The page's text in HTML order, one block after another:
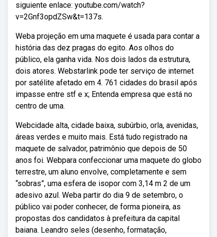
siguiente enlace: youtube.com/watch?
v=2Gnf3opdZSw&t=137s.
Weba projeção em uma maquete é usada para contar a
história das dez pragas do egito. Aos olhos do
público, ela ganha vida. Nos dois lados da estrutura,
dois atores. Webstarlink pode ter serviço de internet
por satélite afetado em 4. 761 cidades do brasil após
impasse entre stf e x; Entenda empresa que está no
centro de uma.
Webcidade alta, cidade baixa, subúrbio, orla, avenidas,
áreas verdes e muito mais. Está tudo registrado na
maquete de salvador, patrimônio que depois de 50
anos foi. Webpara confeccionar uma maquete do globo
terrestre, um aluno envolve, completamente e sem
“sobras”, uma esfera de isopor com 3,14 m 2 de um
adesivo azul. Weba partir do dia 9 de setembro, o
público vai poder conhecer, de forma pioneira, as
propostas dos candidatos à prefeitura da capital
baiana. Leandro seles (desenho, formatação,